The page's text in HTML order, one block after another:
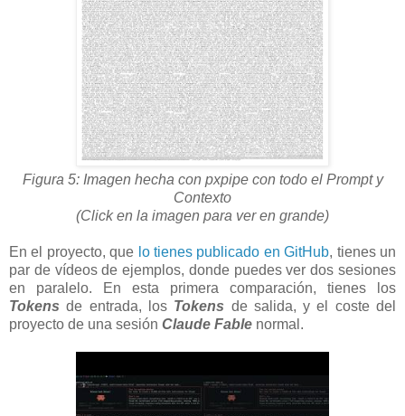
Figura 5: Imagen hecha con pxpipe con todo el Prompt y
Contexto
(Click en la imagen para ver en grande)
En el proyecto, que lo tienes publicado en GitHub, tienes un
par de vídeos de ejemplos, donde puedes ver dos sesiones
en paralelo. En esta primera comparación, tienes los
Tokens de entrada, los Tokens de salida, y el coste del
proyecto de una sesión Claude Fable normal.